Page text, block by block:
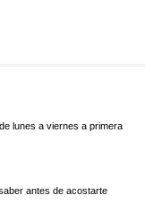
lunes a viernes a primera
antes de acostarte